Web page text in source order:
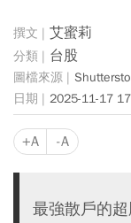
艾蜜莉
台股
2025-11-17
+A -A
最強散戶的